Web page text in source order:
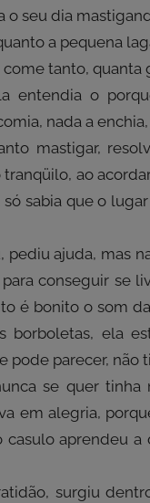
o seu dia
a pequena
tanto,
entendia o
nada a
mastigar,
tranqüilo, ao
sabia que o
pediu ajuda, mas
conseguir se
é bonito o som
borboletas, ela
pode parecer,
se quer
em alegria,
aprendeu
surgiu